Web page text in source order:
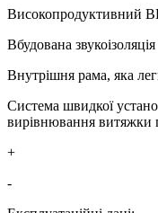
Високопродуктивний
Вбудована
Внутрішня рама, яка
Система швидкої
вирівнювання витяжки
+
-